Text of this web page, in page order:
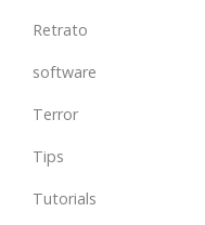
Retrato
software
Terror
Tips
Tutorials